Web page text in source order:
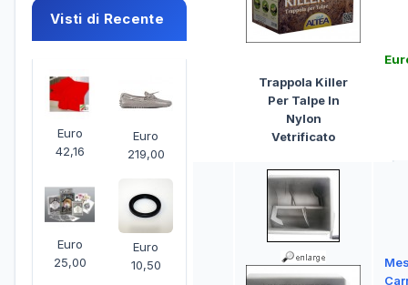
Visti di Recente
Euro
42,16
Euro
219,00
Euro
25,00
Euro
10,50
Trappola Killer
Per Talpe In
Nylon
Vetrificato